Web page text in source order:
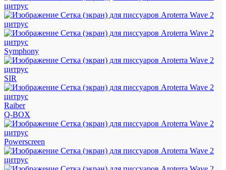
Symphony
SIR
Raiber
Q-BOX
Powerscreen